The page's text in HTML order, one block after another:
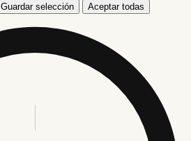
Guardar selección Aceptar todas